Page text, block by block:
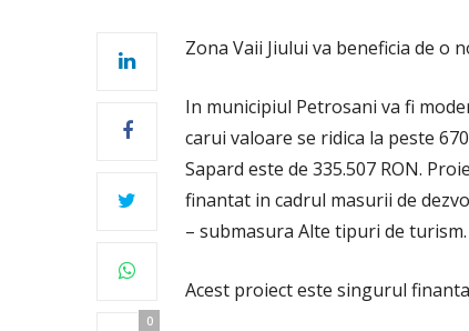
0
Zona Vaii Jiului va beneficia de
In municipiul Petrosani va fi
carui valoare se ridica la peste
Sapard este de 335.507 RON.
finantat in cadrul masurii de
– submasura Alte tipuri de turism.
Acest proiect este singurul